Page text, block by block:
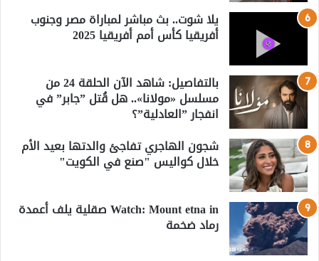
يلا شوت.. بث مباشر لمباراة مصر وجنوب
أفريقيا كأس أمم أفريقيا 2025
بالتفاصيل: شاهد الآن الحلقة 24 من
مسلسل «مولانا».. هل قُتل ”جابر” في
انفجار ”العادلية”؟
شجون الهاجري تفاجئ والدتها بعيد الأم
خلال كواليس "صنع في الكويت"
Watch: Mount etna in صقلية يلف أعمدة
رماد ضخمة